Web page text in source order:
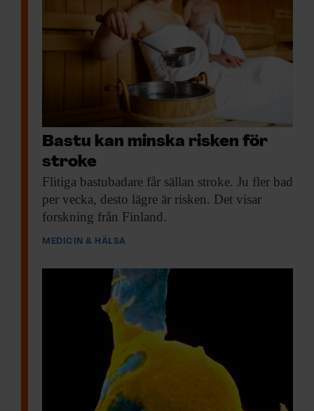
Bastu kan minska risken för
stroke
Flitiga bastubadare får sällan stroke. Ju fler bad
per vecka, desto lägre är risken. Det visar
forskning från Finland.
MEDICIN & HÄLSA